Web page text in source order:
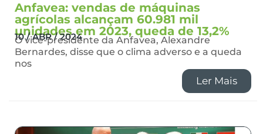
Anfavea: vendas de máquinas
agrícolas alcançam 60.981 mil
unidades em 2023, queda de 13,2%
10 / ABR / 2024
O vice-presidente da Anfavea, Alexandre
Bernardes, disse que o clima adverso e a queda
nos
Ler Mais